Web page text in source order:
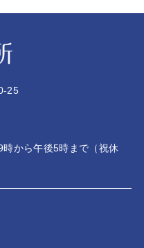
25
から午後5時まで（祝休